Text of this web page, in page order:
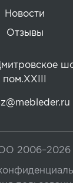
Новости
Отзывы
пом.XXIII
2006–2026